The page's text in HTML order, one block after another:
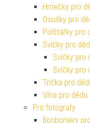
Hrnečky pro
Osušky pro
Polštářky pro
Svíčky pro
Svíčky pro
Svíčky pro
Trička pro
Vína pro dědu
Pro fotografy
Bonboniéry